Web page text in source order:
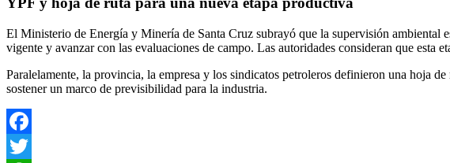
El Ministerio de Energía y Minería de Santa Cruz subrayó que la supervisión
vigente y avanzar con las evaluaciones de campo. Las autoridades consideran que esta
Paralelamente, la provincia, la empresa y los sindicatos petroleros definieron una hoja
sostener un marco de previsibilidad para la industria.
Facebook